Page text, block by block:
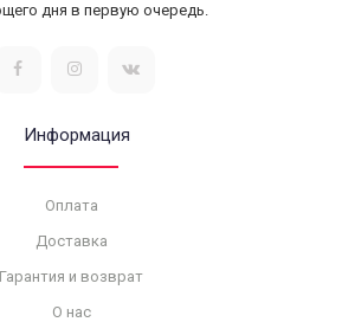
дня в первую очередь.
Информация
Оплата
Доставка
Гарантия и возврат
О нас